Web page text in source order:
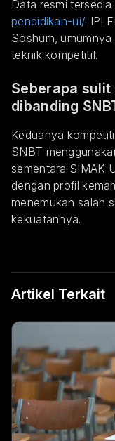
Data resmi tersedia
pendidikan-ui/. IPI
Soshum,
teknik kompetitif.
Seberapa sulit
dibanding
Keduanya
SNBT
sementara SIMAK
dengan profil
menemukan salah
kekuatannya.
Artikel Terkait